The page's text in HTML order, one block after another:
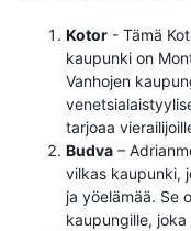
Kotor - Tämä
kaupunki on
Vanhojen
tarjoaa
Budva –
vilkas kaupunki,
ja yöelämää. Se
kaupungille,